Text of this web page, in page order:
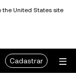
the United States site
Cadastrar